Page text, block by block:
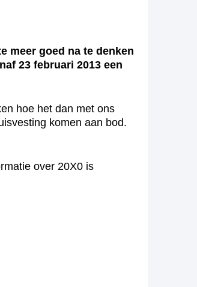
meer goed na te denken
23 februari 2013 een
hoe het dan met ons
komen aan bod.
over 20X0 is